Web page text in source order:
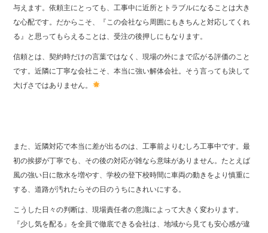
与えます。依頼主にとっても、工事中に近所とトラブルになることは大き
な心配です。だからこそ、『この会社なら周囲にもきちんと対応してくれ
る』と思ってもらえることは、受注の後押しにもなります。
信頼とは、契約時だけの言葉ではなく、現場の外にまで広がる評価のこと
です。近隣に丁寧な会社こそ、本当に強い解体会社。そう言っても決して
大げさではありません。
また、近隣対応で本当に差が出るのは、工事前よりむしろ工事中です。最
初の挨拶が丁寧でも、その後の対応が雑なら意味がありません。たとえば
風の強い日に散水を増やす、学校の登下校時間に車両の動きをより慎重に
する、道路が汚れたらその日のうちにきれいにする。
こうした日々の判断は、現場責任者の意識によって大きく変わります。
『少し気を配る』を全員で徹底できる会社は、地域から見ても安心感が違